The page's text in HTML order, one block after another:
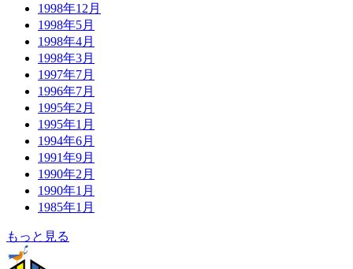
1998年12月
1998年5月
1998年4月
1998年3月
1997年7月
1996年7月
1995年2月
1995年1月
1994年6月
1991年9月
1990年2月
1990年1月
1985年1月
もっと見る